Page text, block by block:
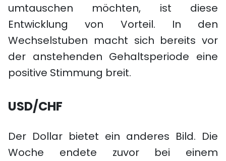
umtauschen möchten, ist diese
Entwicklung von Vorteil. In den
Wechselstuben macht sich bereits vor
der anstehenden Gehaltsperiode eine
positive Stimmung breit.
USD/CHF
Der Dollar bietet ein anderes Bild. Die
Woche endete zuvor bei einem